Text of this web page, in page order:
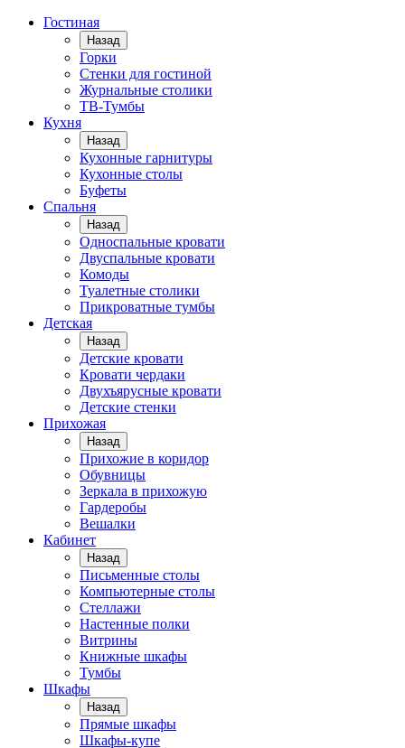
Гостиная
Назад
Горки
Стенки для гостиной
Журнальные столики
TВ-Тумбы
Кухня
Назад
Кухонные гарнитуры
Кухонные столы
Буфеты
Спальня
Назад
Односпальные кровати
Двуспальные кровати
Комоды
Туалетные столики
Прикроватные тумбы
Детская
Назад
Детские кровати
Кровати чердаки
Двухъярусные кровати
Детские стенки
Прихожая
Назад
Прихожие в коридор
Обувницы
Зеркала в прихожую
Гардеробы
Вешалки
Кабинет
Назад
Письменные столы
Компьютерные столы
Стеллажи
Настенные полки
Витрины
Книжные шкафы
Тумбы
Шкафы
Назад
Прямые шкафы
Шкафы-купе